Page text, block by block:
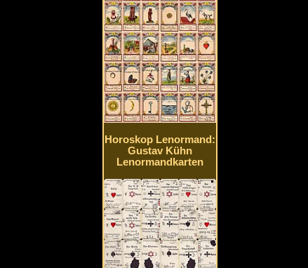
Horoskop Lenormand:
Gustav Kühn
Lenormandkarten